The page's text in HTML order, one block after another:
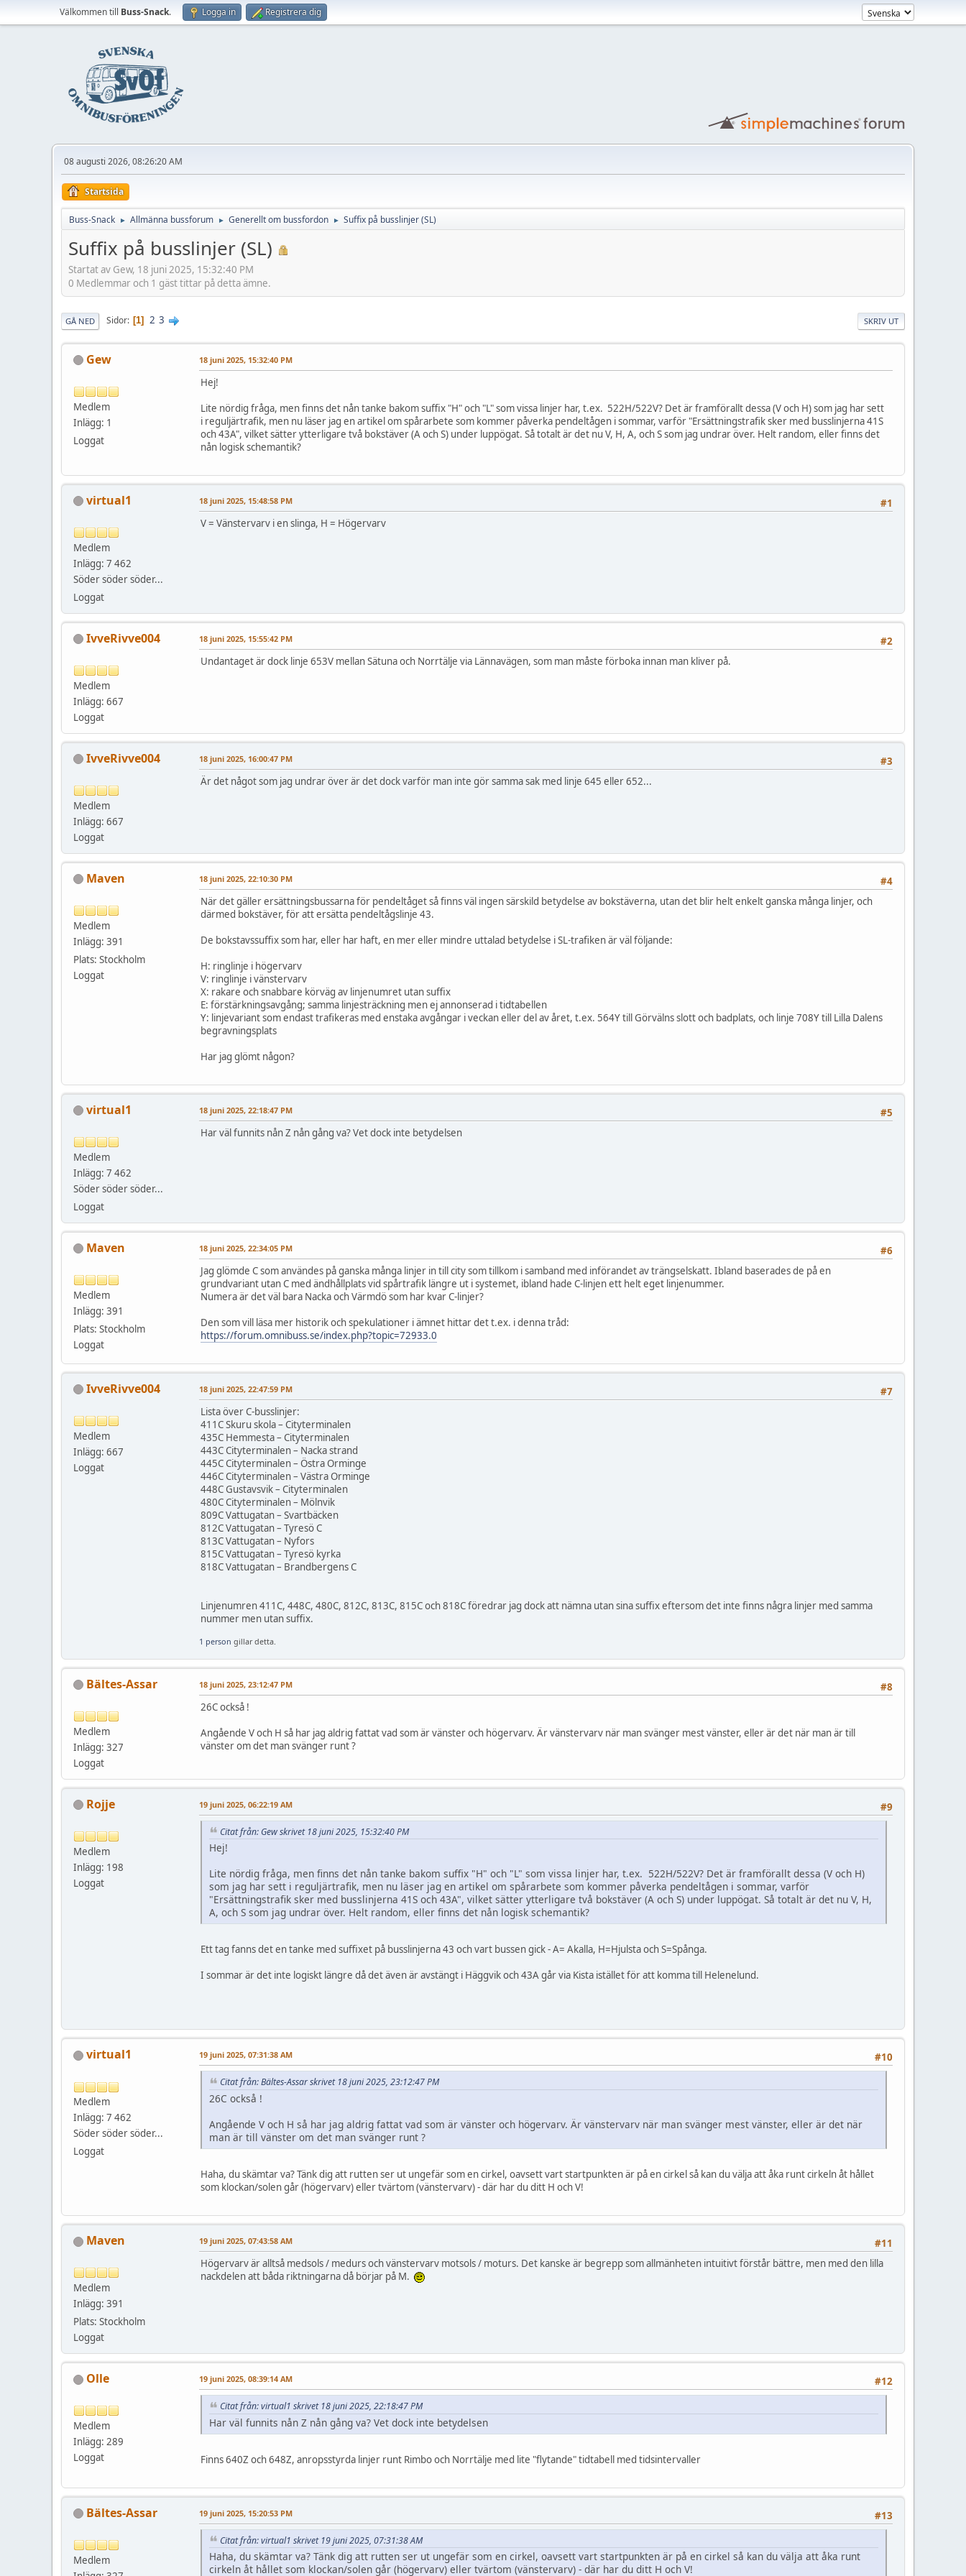
Välkommen till Buss-Snack. Logga in Registrera dig
08 augusti 2026, 08:26:20 AM
Startsida
Buss-Snack ► Allmänna bussforum ► Generellt om bussfordon ► Suffix på busslinjer (SL)
Suffix på busslinjer (SL)
Startat av Gew, 18 juni 2025, 15:32:40 PM
0 Medlemmar och 1 gäst tittar på detta ämne.
SKRIV UT
GÅ NED Sidor 1 2 3
Gew
Medlem
Inlägg: 1
Loggat
18 juni 2025, 15:32:40 PM
Hej!
Lite nördig fråga, men finns det nån tanke bakom suffix "H" och "L" som vissa linjer har, t.ex. 522H/522V? Det är framförallt dessa (V och H) som jag har sett
i reguljärtrafik, men nu läser jag en artikel om spårarbete som kommer påverka pendeltågen i sommar, varför "Ersättningstrafik sker med busslinjerna 41S
och 43A", vilket sätter ytterligare två bokstäver (A och S) under luppögat. Så totalt är det nu V, H, A, och S som jag undrar över. Helt random, eller finns det
nån logisk schemantik?
virtual1
Medlem
Inlägg: 7 462
Söder söder söder...
Loggat
#1
18 juni 2025, 15:48:58 PM
V = Vänstervarv i en slinga, H = Högervarv
IvveRivve004
Medlem
Inlägg: 667
Loggat
#2
18 juni 2025, 15:55:42 PM
Undantaget är dock linje 653V mellan Sätuna och Norrtälje via Lännavägen, som man måste förboka innan man kliver på.
IvveRivve004
Medlem
Inlägg: 667
Loggat
#3
18 juni 2025, 16:00:47 PM
Är det något som jag undrar över är det dock varför man inte gör samma sak med linje 645 eller 652...
Maven
Medlem
Inlägg: 391
Plats: Stockholm
Loggat
#4
18 juni 2025, 22:10:30 PM
När det gäller ersättningsbussarna för pendeltåget så finns väl ingen särskild betydelse av bokstäverna, utan det blir helt enkelt ganska många linjer, och
därmed bokstäver, för att ersätta pendeltågslinje 43.
De bokstavssuffix som har, eller har haft, en mer eller mindre uttalad betydelse i SL-trafiken är väl följande:
H: ringlinje i högervarv
V: ringlinje i vänstervarv
X: rakare och snabbare körväg av linjenumret utan suffix
E: förstärkningsavgång; samma linjesträckning men ej annonserad i tidtabellen
Y: linjevariant som endast trafikeras med enstaka avgångar i veckan eller del av året, t.ex. 564Y till Görvälns slott och badplats, och linje 708Y till Lilla Dalens
begravningsplats
Har jag glömt någon?
virtual1
Medlem
Inlägg: 7 462
Söder söder söder...
Loggat
#5
18 juni 2025, 22:18:47 PM
Har väl funnits nån Z nån gång va? Vet dock inte betydelsen
Maven
Medlem
Inlägg: 391
Plats: Stockholm
Loggat
#6
18 juni 2025, 22:34:05 PM
Jag glömde C som användes på ganska många linjer in till city som tillkom i samband med införandet av trängselskatt. Ibland baserades de på en
grundvariant utan C med ändhållplats vid spårtrafik längre ut i systemet, ibland hade C-linjen ett helt eget linjenummer.
Numera är det väl bara Nacka och Värmdö som har kvar C-linjer?
Den som vill läsa mer historik och spekulationer i ämnet hittar det t.ex. i denna tråd:
https://forum.omnibuss.se/index.php?topic=72933.0
IvveRivve004
Medlem
Inlägg: 667
Loggat
#7
18 juni 2025, 22:47:59 PM
Lista över C-busslinjer:
411C Skuru skola – Cityterminalen
435C Hemmesta – Cityterminalen
443C Cityterminalen – Nacka strand
445C Cityterminalen – Östra Orminge
446C Cityterminalen – Västra Orminge
448C Gustavsvik – Cityterminalen
480C Cityterminalen – Mölnvik
809C Vattugatan – Svartbäcken
812C Vattugatan – Tyresö C
813C Vattugatan – Nyfors
815C Vattugatan – Tyresö kyrka
818C Vattugatan – Brandbergens C
Linjenumren 411C, 448C, 480C, 812C, 813C, 815C och 818C föredrar jag dock att nämna utan sina suffix eftersom det inte finns några linjer med samma
nummer men utan suffix.
1 person gillar detta.
Bältes-Assar
Medlem
Inlägg: 327
Loggat
#8
18 juni 2025, 23:12:47 PM
26C också !
Angående V och H så har jag aldrig fattat vad som är vänster och högervarv. Är vänstervarv när man svänger mest vänster, eller är det när man är till
vänster om det man svänger runt ?
Rojje
Medlem
Inlägg: 198
Loggat
#9
19 juni 2025, 06:22:19 AM
Citat från: Gew skrivet 18 juni 2025, 15:32:40 PM
Hej!
Lite nördig fråga, men finns det nån tanke bakom suffix "H" och "L" som vissa linjer har, t.ex. 522H/522V? Det är framförallt dessa (V och H)
som jag har sett i reguljärtrafik, men nu läser jag en artikel om spårarbete som kommer påverka pendeltågen i sommar, varför
"Ersättningstrafik sker med busslinjerna 41S och 43A", vilket sätter ytterligare två bokstäver (A och S) under luppögat. Så totalt är det nu V, H,
A, och S som jag undrar över. Helt random, eller finns det nån logisk schemantik?
Ett tag fanns det en tanke med suffixet på busslinjerna 43 och vart bussen gick - A= Akalla, H=Hjulsta och S=Spånga.
I sommar är det inte logiskt längre då det även är avstängt i Häggvik och 43A går via Kista istället för att komma till Helenelund.
virtual1
Medlem
Inlägg: 7 462
Söder söder söder...
Loggat
#10
19 juni 2025, 07:31:38 AM
Citat från: Bältes-Assar skrivet 18 juni 2025, 23:12:47 PM
26C också !
Angående V och H så har jag aldrig fattat vad som är vänster och högervarv. Är vänstervarv när man svänger mest vänster, eller är det när
man är till vänster om det man svänger runt ?
Haha, du skämtar va? Tänk dig att rutten ser ut ungefär som en cirkel, oavsett vart startpunkten är på en cirkel så kan du välja att åka runt cirkeln åt hållet
som klockan/solen går (högervarv) eller tvärtom (vänstervarv) - där har du ditt H och V!
Maven
Medlem
Inlägg: 391
Plats: Stockholm
Loggat
#11
19 juni 2025, 07:43:58 AM
Högervarv är alltså medsols / medurs och vänstervarv motsols / moturs. Det kanske är begrepp som allmänheten intuitivt förstår bättre, men med den lilla
nackdelen att båda riktningarna då börjar på M.
Olle
Medlem
Inlägg: 289
Loggat
#12
19 juni 2025, 08:39:14 AM
Citat från: virtual1 skrivet 18 juni 2025, 22:18:47 PM
Har väl funnits nån Z nån gång va? Vet dock inte betydelsen
Finns 640Z och 648Z, anropsstyrda linjer runt Rimbo och Norrtälje med lite "flytande" tidtabell med tidsintervaller
Bältes-Assar
Medlem
#13
19 juni 2025, 15:20:53 PM
Citat från: virtual1 skrivet 19 juni 2025, 07:31:38 AM
Haha, du skämtar va? Tänk dig att rutten ser ut ungefär som en cirkel, oavsett vart startpunkten är på en cirkel så kan du välja att åka runt
cirkeln åt hållet som klockan/solen går (högervarv) eller tvärtom (vänstervarv) - där har du ditt H och V!